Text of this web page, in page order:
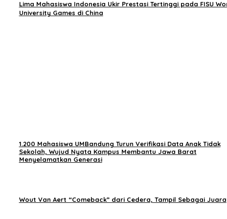
Lima Mahasiswa Indonesia Ukir Prestasi Tertinggi pada FISU
University Games di China
1.200 Mahasiswa UMBandung Turun Verifikasi Data Anak Tidak
Sekolah, Wujud Nyata Kampus Membantu Jawa Barat
Menyelamatkan Generasi
Wout Van Aert “Comeback” dari Cedera, Tampil Sebagai Juara